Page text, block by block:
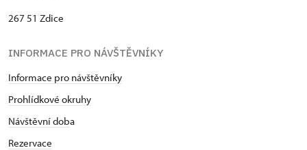
267 51 Zdice
INFORMACE PRO NÁVŠTĚVNÍKY
Informace pro návštěvníky
Prohlídkové okruhy
Návštěvní doba
Rezervace